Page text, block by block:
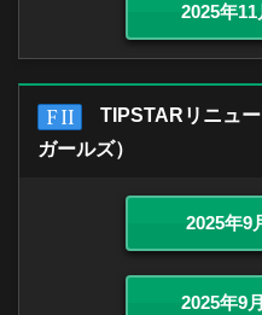
2025年
TIPSTARリニュ
ガールズ）
2025年9
2025年9